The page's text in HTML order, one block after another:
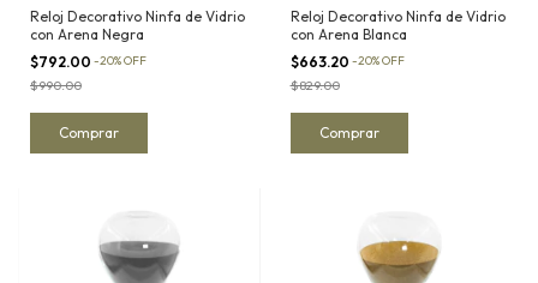
Reloj Decorativo Ninfa de Vidrio
con Arena Negra
$792.00 -20%OFF
$990.00
Reloj Decorativo Ninfa de Vidrio
con Arena Blanca
$663.20 -20%OFF
$829.00